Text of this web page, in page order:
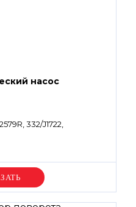
насос
332/J1722,
цену